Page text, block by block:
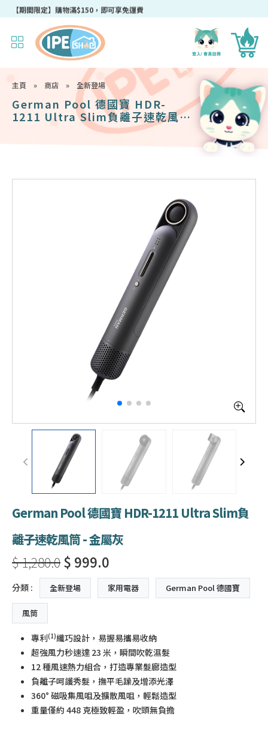
成為IPEshop會員，新會員即可獲得迎新$50購物優惠碼！
主頁 » 商店 » 全新登場
German Pool 德國寶 HDR-
1211 Ultra Slim負離子速乾風筒
German Pool 德國寶 HDR-1211 Ultra Slim負
離子速乾風筒 - 金屬灰
$ 1,280.0$ 999.0
分類 : 全新登場 家用電器 German Pool 德國寶
風筒
專利(1)纖巧設計，易握易攜易收納
超強風力秒速達 23 米，瞬間吹乾濕髮
12 種風速熱力組合，打造專業髮廊造型
負離子呵護秀髮，撫平毛躁及增添光澤
360° 磁吸集風咀及擴散風咀，輕鬆造型
重量僅約 448 克極致輕盈，吹頭無負擔